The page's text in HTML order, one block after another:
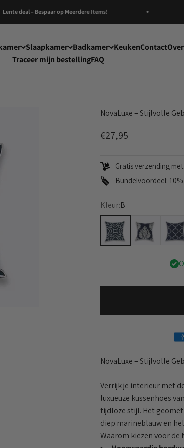
deal – Bespaar op Meerdere Items!
Slaapkamer Badkamer KeukenContact
Traceer mijn bestellingFAQ
NovaLuxe – Stijlvolle
Aanbiedingsprijs
€27,95
Gratis verzending
Bundelvoordeel:
Kleur:B
B
NovaLuxe – Stijlvolle
Verrijk je interieur met
luxueuze kussenhoes
tijdloze stijl. Het
diep marineblauw en
Waarom kiezen voor de